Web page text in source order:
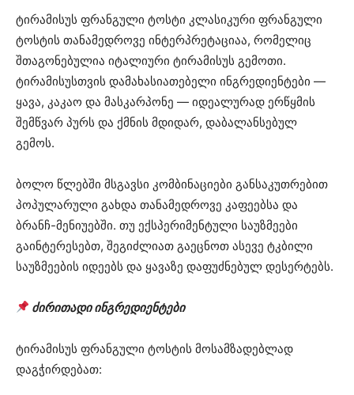
ტირამისუს ფრანგული ტოსტი კლასიკური ფრანგული
ტოსტის თანამედროვე ინტერპრეტაციაა, რომელიც
შთაგონებულია იტალიური ტირამისუს გემოთი.
ტირამისუსთვის დამახასიათებელი ინგრედიენტები —
ყავა, კაკაო და მასკარპონე — იდეალურად ერწყმის
შემწვარ პურს და ქმნის მდიდარ, დაბალანსებულ
გემოს.
ბოლო წლებში მსგავსი კომბინაციები განსაკუთრებით
პოპულარული გახდა თანამედროვე კაფეებსა და
ბრანჩ-მენიუებში. თუ ექსპერიმენტული საუზმეები
გაინტერესებთ, შეგიძლიათ გაეცნოთ ასევე ტკბილი
საუზმეების იდეებს⁠ და ყავაზე დაფუძნებულ დესერტებს⁠.
ძირითადი ინგრედიენტები
ტირამისუს ფრანგული ტოსტის მოსამზადებლად
დაგჭირდებათ: